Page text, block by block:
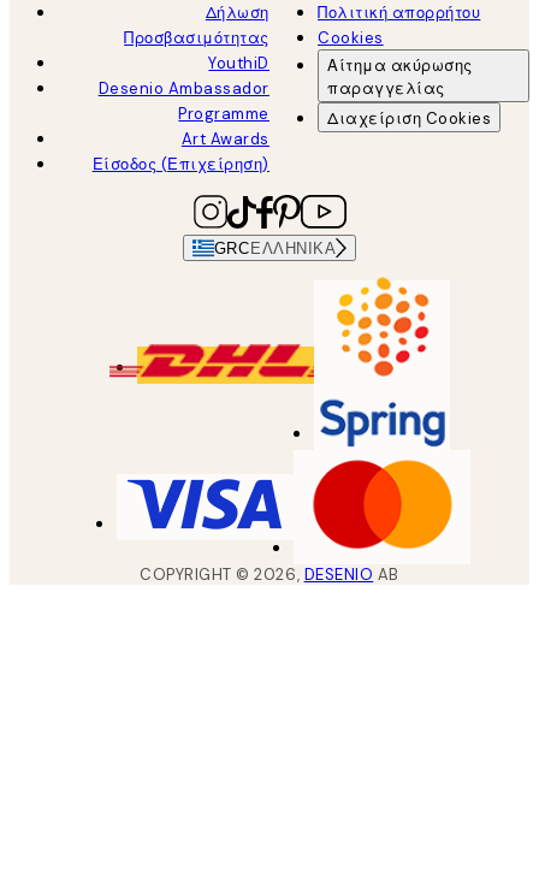
Δήλωση
Προσβασιμότητας
YouthiD
Desenio Ambassador
Programme
Art Awards
Είσοδος (Επιχείρηση)
Πολιτική απορρήτου
Cookies
Αίτημα ακύρωσης
παραγγελίας
Διαχείριση Cookies
GRC ΕΛΛΗΝΙΚΆ
COPYRIGHT ©2026, DESENIO AB